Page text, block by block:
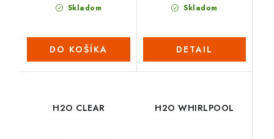
Skladom
DO KOŠÍKA
Skladom
DETAIL
H2O CLEAR H2O WHIRLPOOL